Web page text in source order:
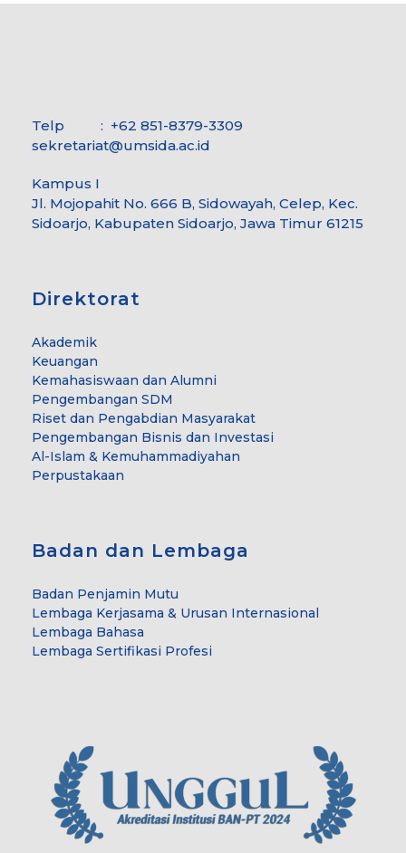
Telp : +62 851-8379-3309
sekretariat@umsida.ac.id
Kampus I
Jl. Mojopahit No. 666 B, Sidowayah, Celep, Kec.
Sidoarjo, Kabupaten Sidoarjo, Jawa Timur 61215
Direktorat
Akademik
Keuangan
Kemahasiswaan dan Alumni
Pengembangan SDM
Riset dan Pengabdian Masyarakat
Pengembangan Bisnis dan Investasi
Al-Islam & Kemuhammadiyahan
Perpustakaan
Badan dan Lembaga
Badan Penjamin Mutu
Lembaga Kerjasama & Urusan Internasional
Lembaga Bahasa
Lembaga Sertifikasi Profesi